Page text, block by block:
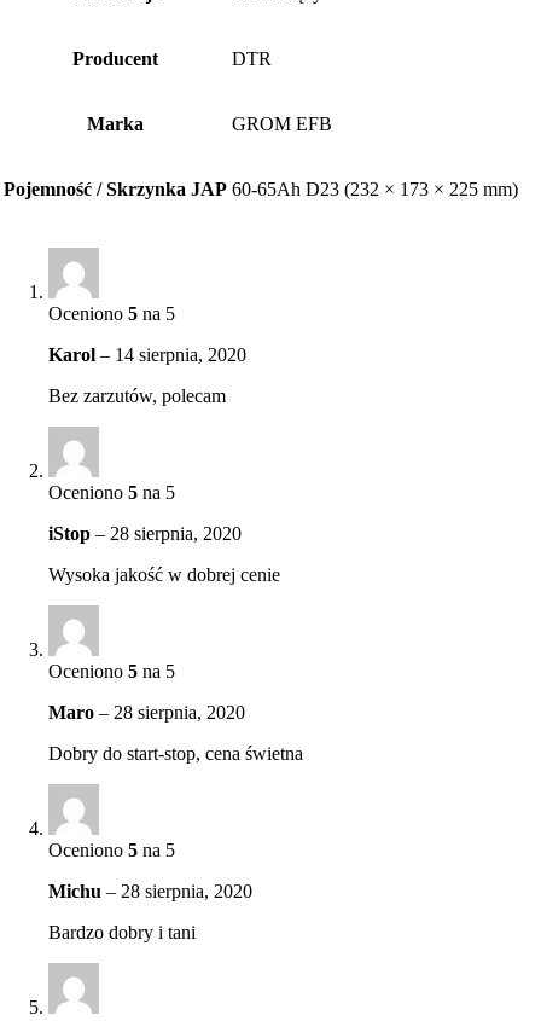
Producent DTR
Marka GROM EFB
Pojemność / Skrzynka JAP 60-65Ah D23 (232 × 173 × 225 mm)
Oceniono 5 na 5
Karol – 14 sierpnia, 2020
Bez zarzutów, polecam
Oceniono 5 na 5
iStop – 28 sierpnia, 2020
Wysoka jakość w dobrej cenie
Oceniono 5 na 5
Maro – 28 sierpnia, 2020
Dobry do start-stop, cena świetna
Oceniono 5 na 5
Michu – 28 sierpnia, 2020
Bardzo dobry i tani